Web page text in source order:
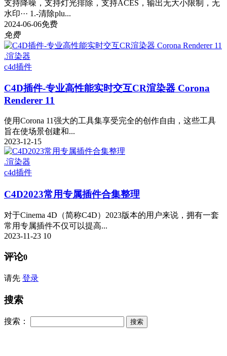
支持降噪，支持灯光排除，支持ACES，输出无大小限制，无
水印··· 1.-清除plu...
2024-06-06免费
免费
.渲染器
c4d插件
C4D插件-专业高性能实时交互CR渲染器 Corona
Renderer 11
使用Corona 11强大的工具集享受完全的创作自由，这些工具
旨在使场景创建和...
2023-12-15
.渲染器
c4d插件
C4D2023常用专属插件合集整理
对于Cinema 4D（简称C4D）2023版本的用户来说，拥有一套
常用专属插件不仅可以提高...
2023-11-23 10
评论0
请先 登录
搜索
搜索：